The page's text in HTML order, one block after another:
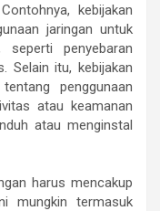
kebijakan
jaringan untuk
penyebaran
Selain itu, kebijakan
penggunaan
atau keamanan
atau menginstal
harus mencakup
mungkin termasuk